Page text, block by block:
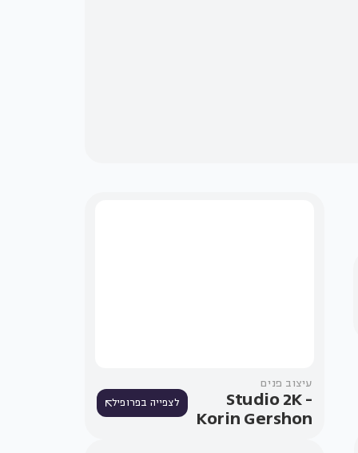
עיצוב פנים
Studio 2K -
Korin Gershon
לצפייה בפרופיל